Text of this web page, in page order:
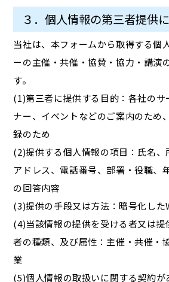
３．個人情報の第三者提供
当社は、本フォームから取得する個
ーの主催・共催・協賛・協力・講演
す。
(1)第三者に提供する目的：各社のサ
ナー、イベントなどのご案内のため
録のため
(2)提供する個人情報の項目：氏名、
アドレス、電話番号、部署・役職、
の回答内容
(3)提供の手段又は方法：暗号化し
(4)当該情報の提供を受ける者又は
者の種類、及び属性：主催・共催・
業
(5)個人情報の取扱いに関する契約が